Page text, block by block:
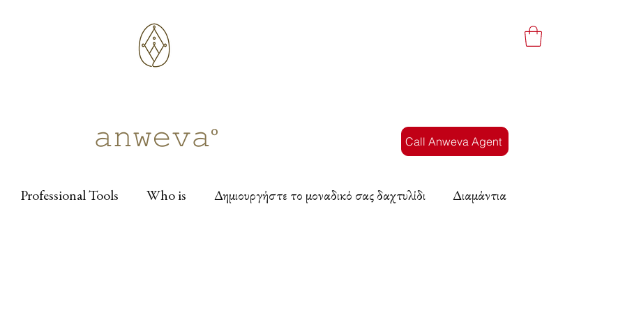
𝚊𝚗𝚠𝚎𝚟𝚊° Call Anweva Agent
Professional Tools Who is Δημιουργήστε το μοναδικό σας δαχτυλίδι Διαμάντια